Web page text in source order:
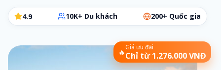
4.9 10K+ Du khách 200+ Quốc gia
🔥Giá ưu đãi
Chỉ từ 1.276.000 VNĐ